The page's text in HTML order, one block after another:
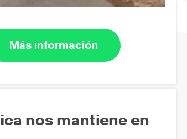
Más información
nos mantiene en